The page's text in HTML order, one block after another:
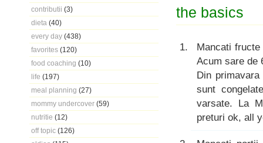
contributii (3)
dieta (40)
every day (438)
favorites (120)
food coaching (10)
life (197)
meal planning (27)
mommy undercover (59)
nutritie (12)
off topic (126)
the basics
Mancati
Acum sare de
Din
sunt
varsate. La
preturi ok, all